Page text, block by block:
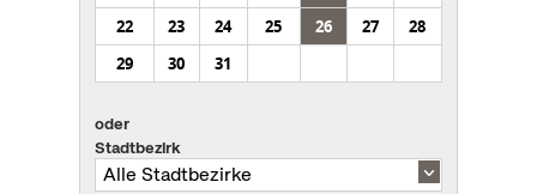
22
23 24 25 26 27
28
29
30 31
oder
Stadtbezirk